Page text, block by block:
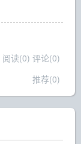
阅读(0) 评论(0)
推荐(0)